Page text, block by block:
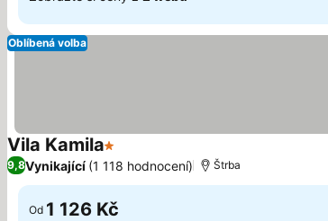
Oblíbená volba
Vila Kamila1 Počet hvězdiček
9,8Vynikající (1 118 hodnocení) Štrba
Od 1 126 Kč